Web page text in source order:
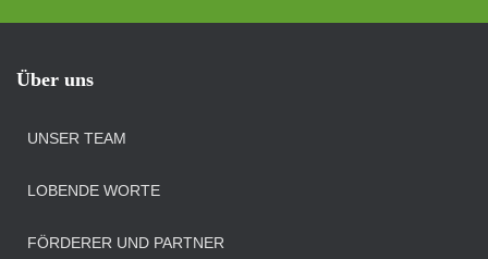
Über uns
UNSER TEAM
LOBENDE WORTE
FÖRDERER UND PARTNER